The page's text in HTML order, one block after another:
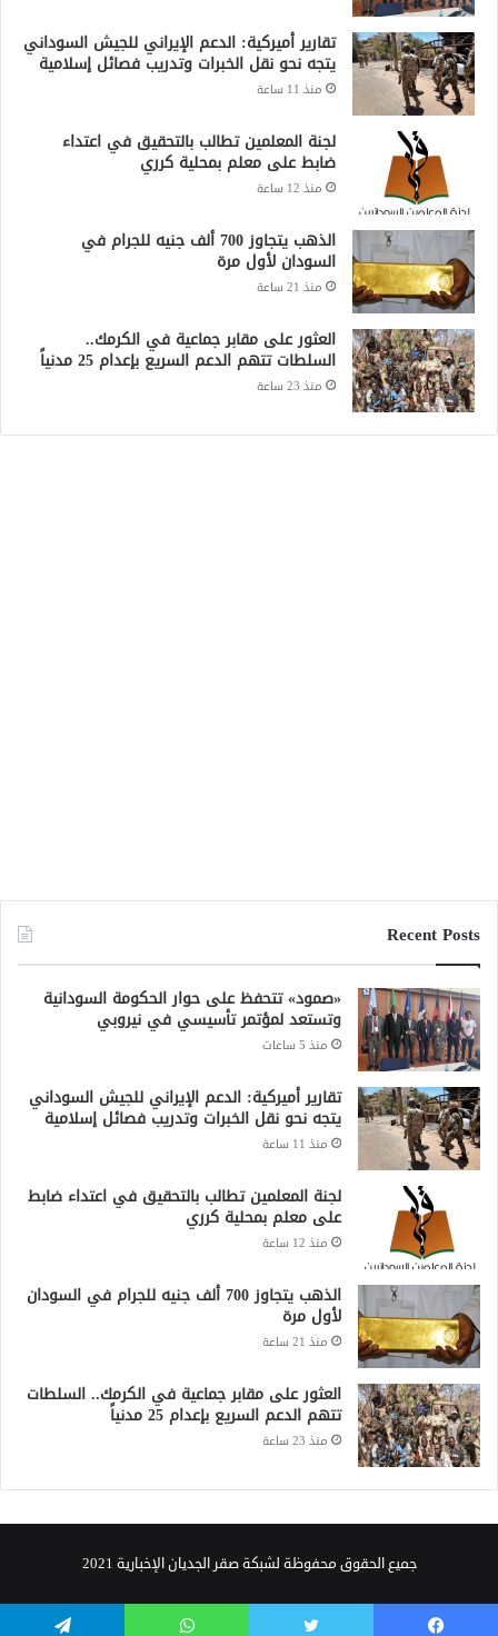
تقارير أميركية: الدعم الإيراني للجيش السوداني
يتجه نحو نقل الخبرات وتدريب فصائل إسلامية
منذ 11 ساعة
لجنة المعلمين تطالب بالتحقيق في اعتداء
ضابط على معلم بمحلية كرري
منذ 12 ساعة
الذهب يتجاوز 700 ألف جنيه للجرام في
السودان لأول مرة
منذ 21 ساعة
العثور على مقابر جماعية في الكرمك..
السلطات تتهم الدعم السريع بإعدام 25 مدنياً
منذ 23 ساعة
Recent Posts
«صمود» تتحفظ على حوار الحكومة السودانية
وتستعد لمؤتمر تأسيسي في نيروبي
منذ 5 ساعات
تقارير أميركية: الدعم الإيراني للجيش السوداني
يتجه نحو نقل الخبرات وتدريب فصائل إسلامية
منذ 11 ساعة
لجنة المعلمين تطالب بالتحقيق في اعتداء ضابط
على معلم بمحلية كرري
منذ 12 ساعة
الذهب يتجاوز 700 ألف جنيه للجرام في السودان
لأول مرة
منذ 21 ساعة
العثور على مقابر جماعية في الكرمك.. السلطات
تتهم الدعم السريع بإعدام 25 مدنياً
منذ 23 ساعة
جميع الحقوق محفوظة لشبكة صقر الجديان الإخبارية 2021